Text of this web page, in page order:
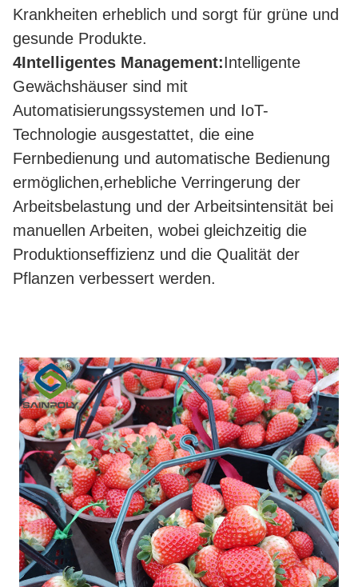
Krankheiten erheblich und sorgt für grüne und
gesunde Produkte.
4Intelligentes Management:Intelligente
Gewächshäuser sind mit
Automatisierungssystemen und IoT-
Technologie ausgestattet, die eine
Fernbedienung und automatische Bedienung
ermöglichen,erhebliche Verringerung der
Arbeitsbelastung und der Arbeitsintensität bei
manuellen Arbeiten, wobei gleichzeitig die
Produktionseffizienz und die Qualität der
Pflanzen verbessert werden.